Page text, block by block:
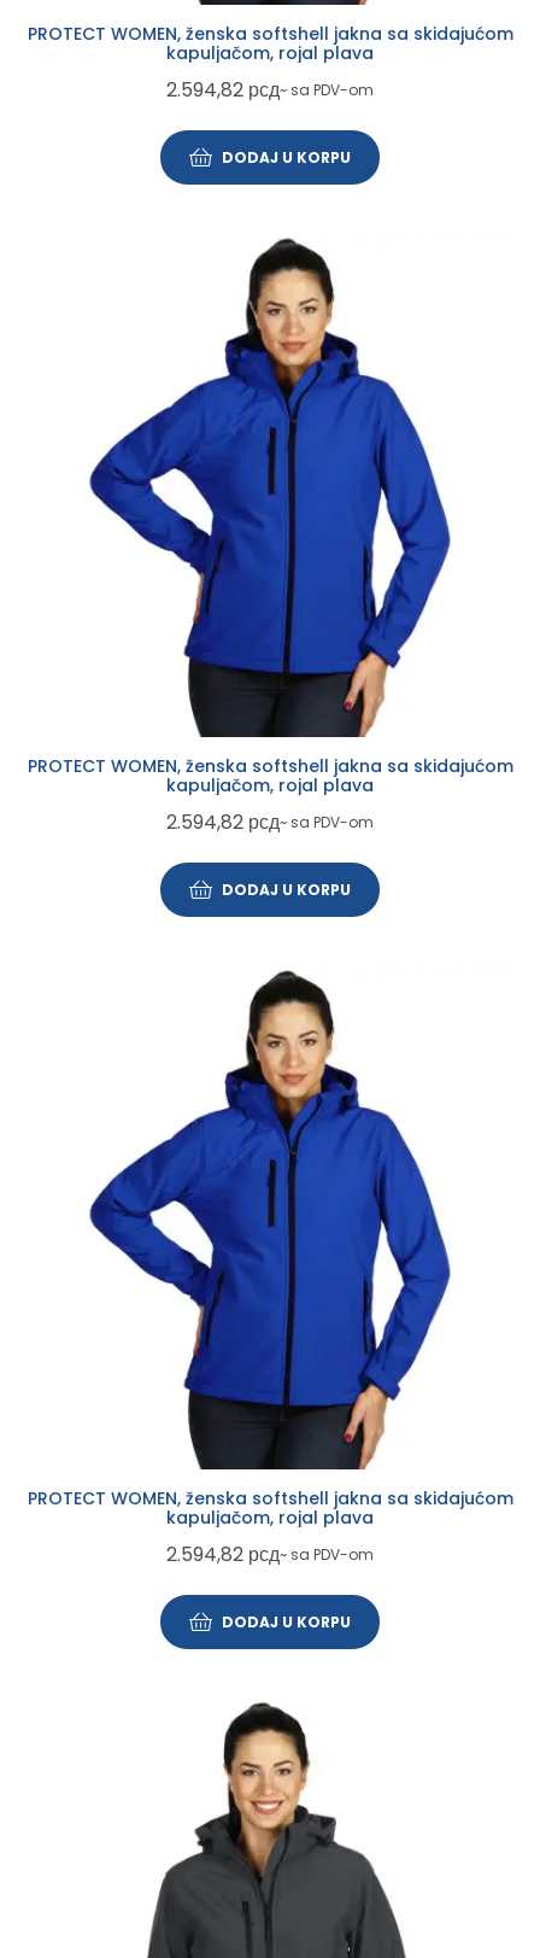
PROTECT WOMEN, ženska softshell jakna sa skidajućom
kapuljačom, rojal plava
2.594,82 рсд~ sa PDV-om
DODAJ U KORPU
PROTECT WOMEN, ženska softshell jakna sa skidajućom
kapuljačom, rojal plava
2.594,82 рсд~ sa PDV-om
DODAJ U KORPU
PROTECT WOMEN, ženska softshell jakna sa skidajućom
kapuljačom, rojal plava
2.594,82 рсд~ sa PDV-om
DODAJ U KORPU